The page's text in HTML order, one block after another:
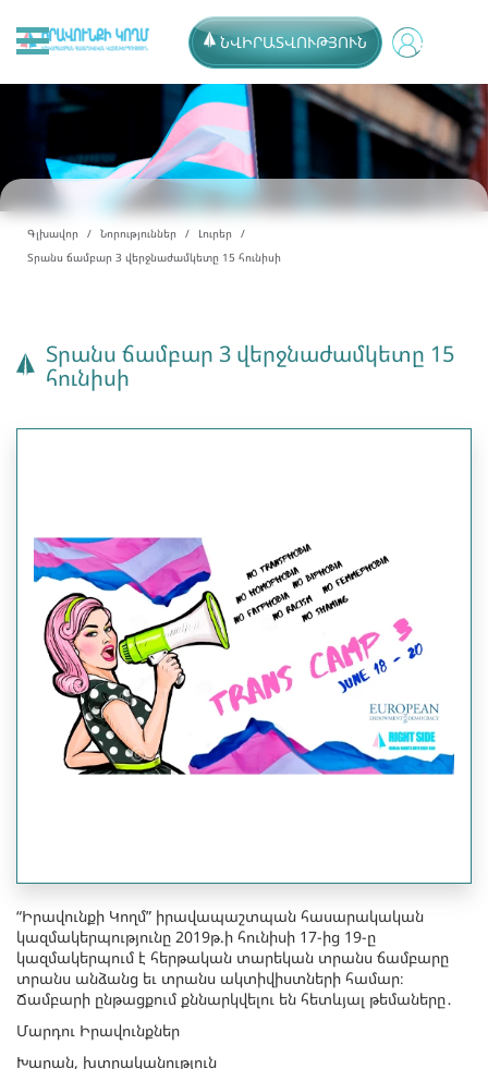
ՆՎԻՐԱՏՎՈՒԹՅՈՒՆ
Գլխավոր Նորություններ
Լուրեր
Տրանս ճամբար 3 վերջնաժամկետը 15 հունիսի
Տրանս ճամբար 3 վերջնաժամկետը 15
հունիսի
“Իրավունքի Կողմ” իրավապաշտպան հասարակական
կազմակերպությունը 2019թ.ի հունիսի 17-ից 19-ը
կազմակերպում է հերթական տարեկան տրանս ճամբարը
տրանս անձանց եւ տրանս ակտիվիստների համար։
Ճամբարի ընթացքում քննարկվելու են հետևյալ թեմաները․
Մարդու Իրավունքներ
Խարան, խտրականություն